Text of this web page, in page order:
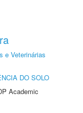
e Veterinárias
DO SOLO
Academic